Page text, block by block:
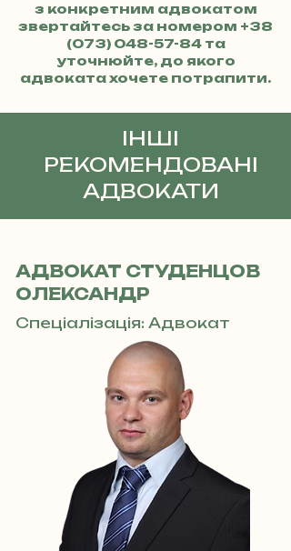
з конкретним адвокатом
звертайтесь за номером +38
(073) 048-57-84та
уточнюйте, до якого
адвоката хочете потрапити.
ІНШІ
РЕКОМЕНДОВАНІ
АДВОКАТИ
АДВОКАТ СТУДЕНЦОВ
ОЛЕКСАНДР
Спеціалізація: Адвокат